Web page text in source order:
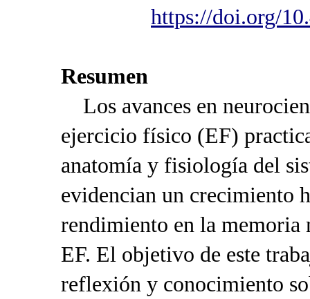
https://doi.org/
Resumen
Los avances en
ejercicio físico (EF)
anatomía y fisiología del
evidencian un crecimiento
rendimiento en la memoria
EF. El objetivo de este
reflexión y conocimiento